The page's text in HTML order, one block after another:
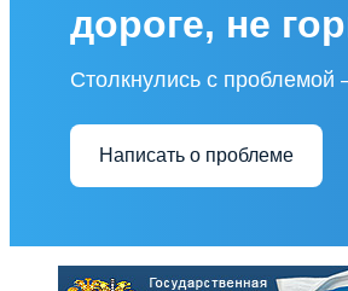
дороге, не
Столкнулись с
Написать о проблеме